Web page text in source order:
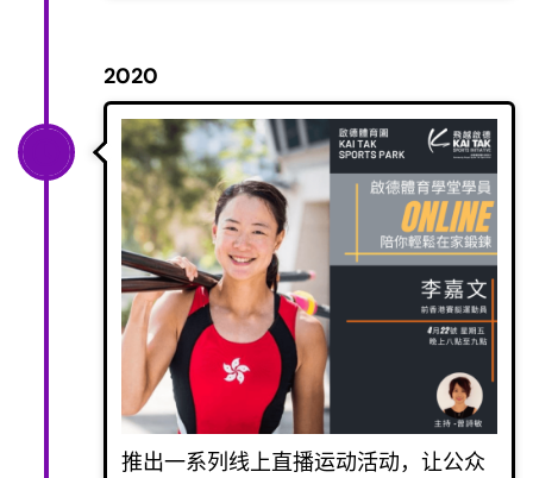
2020
推出一系列线上直播运动活动，让公众